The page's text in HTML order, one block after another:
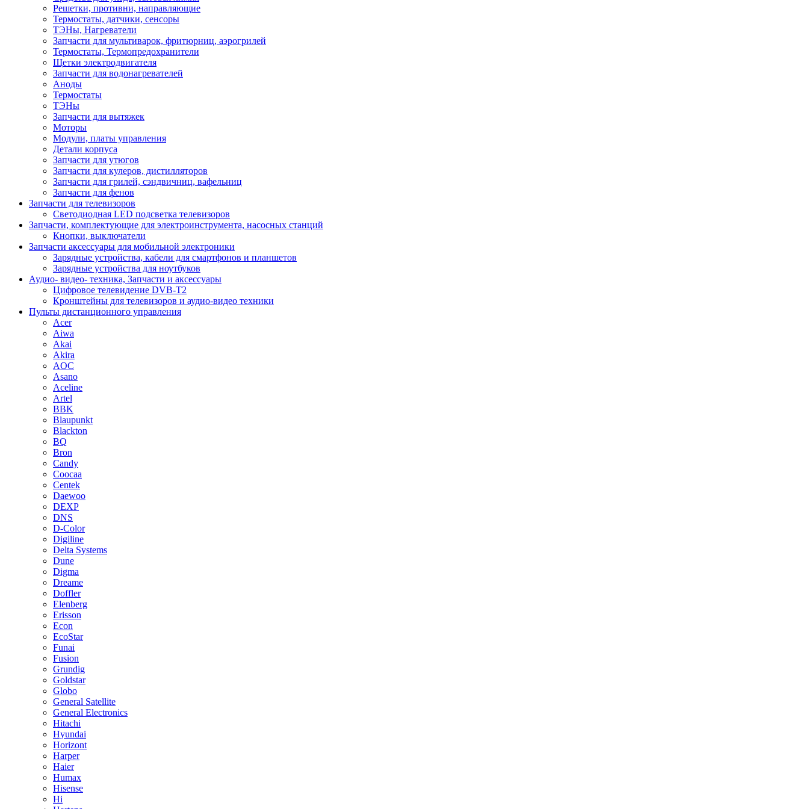
Решетки, противни, направляющие
Термостаты, датчики, сенсоры
ТЭНы, Нагреватели
Запчасти для мультиварок, фритюрниц, аэрогрилей
Термостаты, Термопредохранители
Щетки электродвигателя
Запчасти для водонагревателей
Аноды
Термостаты
ТЭНы
Запчасти для вытяжек
Моторы
Модули, платы управления
Детали корпуса
Запчасти для утюгов
Запчасти для кулеров, дистилляторов
Запчасти для грилей, сэндвичниц, вафельниц
Запчасти для фенов
Запчасти для телевизоров
Светодиодная LED подсветка телевизоров
Запчасти, комплектующие для электроинструмента, насосных станций
Кнопки, выключатели
Запчасти аксессуары для мобильной электроники
Зарядные устройства, кабели для смартфонов и планшетов
Зарядные устройства для ноутбуков
Аудио- видео- техника, Запчасти и аксессуары
Цифровое телевидение DVB-T2
Кронштейны для телевизоров и аудио-видео техники
Пульты дистанционного управления
Acer
Aiwa
Akai
Akira
AOC
Asano
Aceline
Artel
BBK
Blaupunkt
Blackton
BQ
Bron
Candy
Coocaa
Centek
Daewoo
DEXP
DNS
D-Color
Digiline
Delta Systems
Dune
Digma
Dreame
Doffler
Elenberg
Erisson
Econ
EcoStar
Funai
Fusion
Grundig
Goldstar
Globo
General Satellite
General Electronics
Hitachi
Hyundai
Horizont
Harper
Haier
Humax
Hisense
Hi